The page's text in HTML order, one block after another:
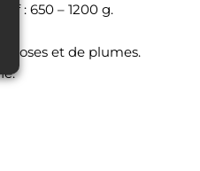
: 650 – 1200 g.
et de plumes.